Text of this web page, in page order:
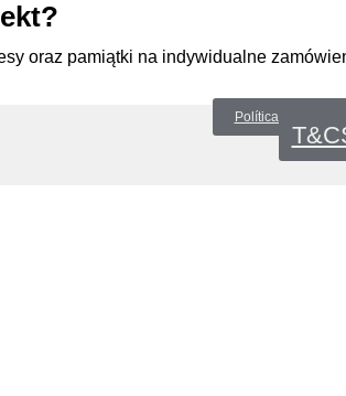
oraz pamiątki na indywidualne
Política de